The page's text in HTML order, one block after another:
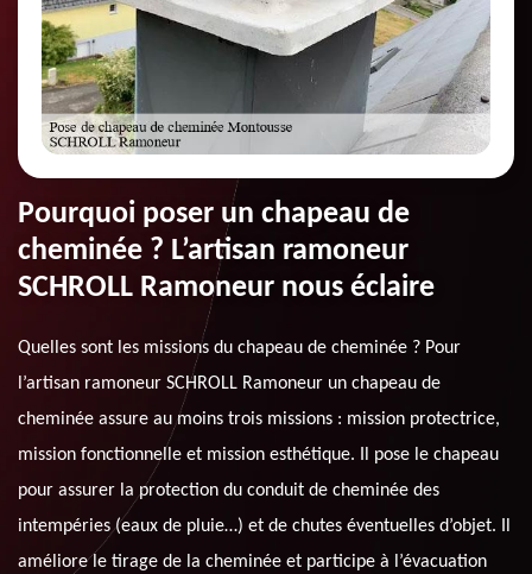
Pourquoi poser un chapeau de
cheminée ? L’artisan ramoneur
SCHROLL Ramoneur nous éclaire
Quelles sont les missions du chapeau de cheminée ? Pour
l’artisan ramoneur SCHROLL Ramoneur un chapeau de
cheminée assure au moins trois missions : mission protectrice,
mission fonctionnelle et mission esthétique. Il pose le chapeau
pour assurer la protection du conduit de cheminée des
intempéries (eaux de pluie…) et de chutes éventuelles d’objet. Il
améliore le tirage de la cheminée et participe à l’évacuation